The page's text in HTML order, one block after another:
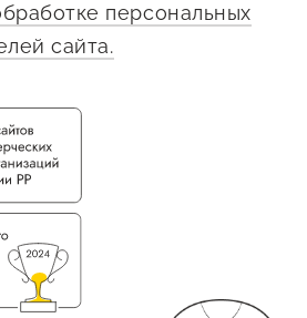
и надзора
персональных
сайта.